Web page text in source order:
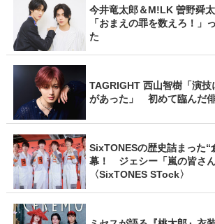
今井竜太郎＆M!LK 曽野舜
「おまえの罪を数えろ！」
た
TAGRIGHT 西山智樹「演技
があった」 初めて臨んだ
SixTONESの歴史詰まった“
幕！ ジェシー「嵐の皆さん
〈SixTONES STock〉